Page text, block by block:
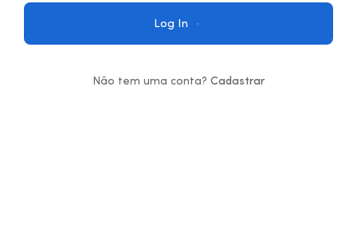
Log In
Não tem uma conta? Cadastrar